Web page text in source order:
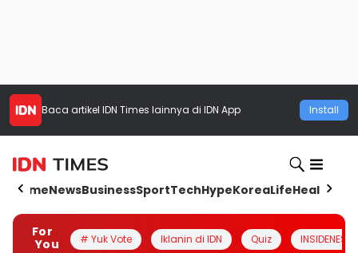
Baca artikel IDN Times lainnya di IDN App Install
HomeNewsBusinessSportTechHypeKoreaLifeHealth
For
You
# Yuk Vote Iklanin di IDN Quiz INSIDENESIA